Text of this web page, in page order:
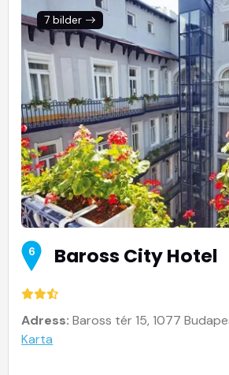
7 bilder
6 Baross City Hotel
Adress: Baross tér 15, 1077
Karta